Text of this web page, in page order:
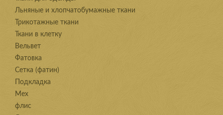
Льняные и хлопчатобумажные ткани
Трикотажные ткани
Ткани в клетку
Вельвет
Фатовка
Сетка (фатин)
Подкладка
Мех
флис